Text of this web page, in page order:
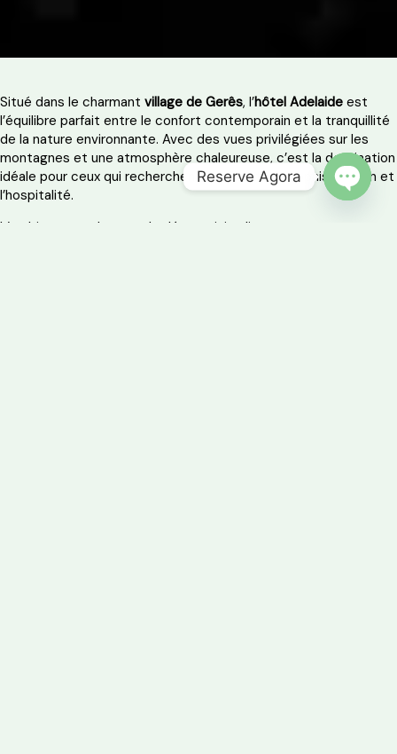
Situé dans le charmant village de Gerês, l’hôtel Adelaide est
l’équilibre parfait entre le confort contemporain et la tranquillité
de la nature environnante. Avec des vues privilégiées sur les
montagnes et une atmosphère chaleureuse, c’est la destination
idéale pour ceux qui recherchent la détente, la sophistication et
l’hospitalité.
L’ambiance moderne et le décor minimaliste permettent un
Reserve Agora
OPEN